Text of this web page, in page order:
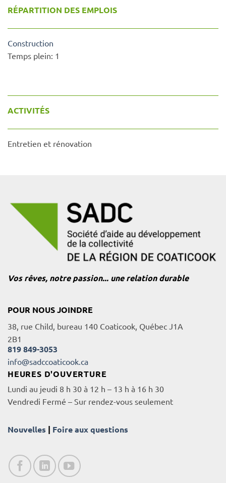
RÉPARTITION DES EMPLOIS
Construction
Temps plein: 1
ACTIVITÉS
Entretien et rénovation
Vos rêves, notre passion... une relation durable
POUR NOUS JOINDRE
38, rue Child, bureau 140 Coaticook, Québec J1A
2B1
819 849-3053
info@sadccoaticook.ca
HEURES D'OUVERTURE
Lundi au jeudi 8 h 30 à 12 h – 13 h à 16 h 30
Vendredi Fermé – Sur rendez-vous seulement
Nouvelles | Foire aux questions